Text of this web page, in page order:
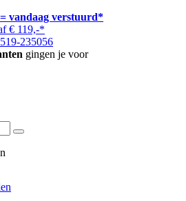
vandaag verstuurd*
€ 119,-*
235056
gingen je voor